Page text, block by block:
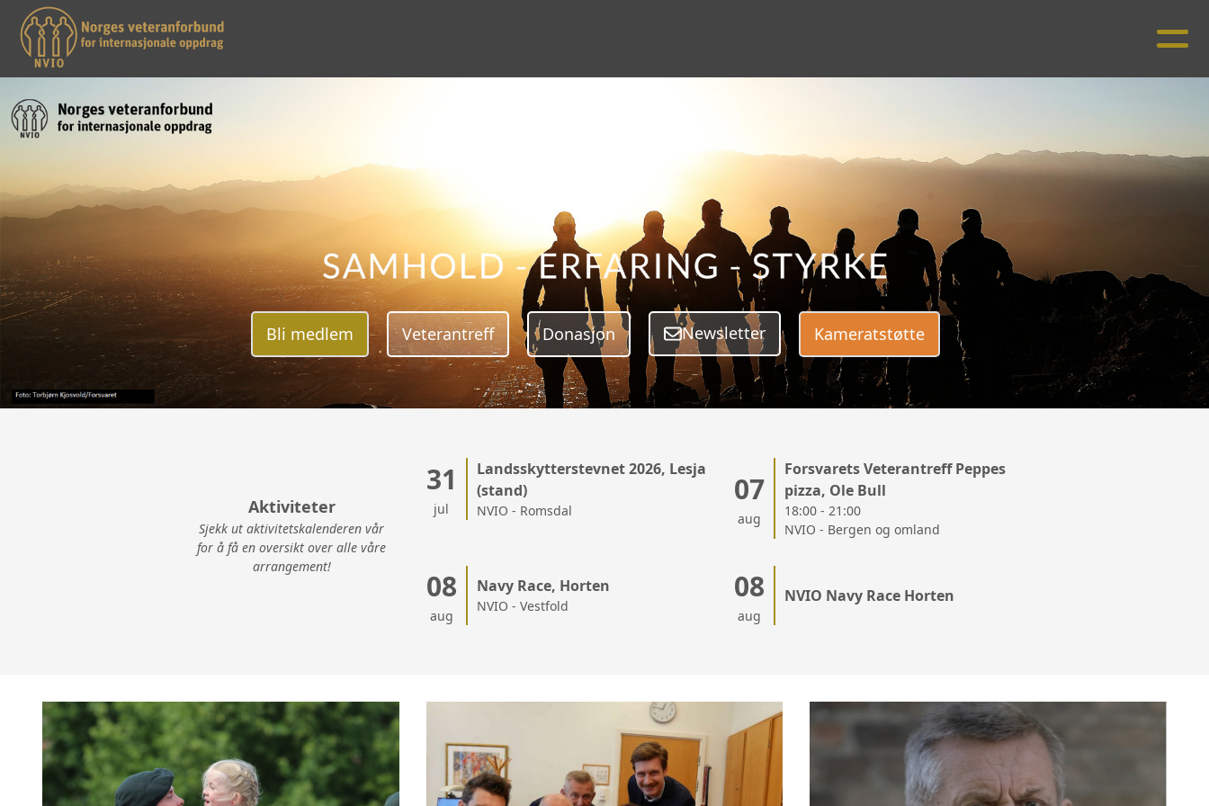
Bli medlem Veterantreff Donasjon Kameratstøtte
Aktiviteter
Sjekk ut aktivitetskalenderen vår
for å få en oversikt over alle våre
arrangement!
31
jul
Landsskytterstevnet 2026, Lesja
(stand)
NVIO - Romsdal
07
aug
Forsvarets Veterantreff Peppes
pizza, Ole Bull
18:00 - 21:00
NVIO - Bergen og omland
08
aug
Navy Race, Horten
NVIO - Vestfold
08
aug
NVIO Navy Race Horten